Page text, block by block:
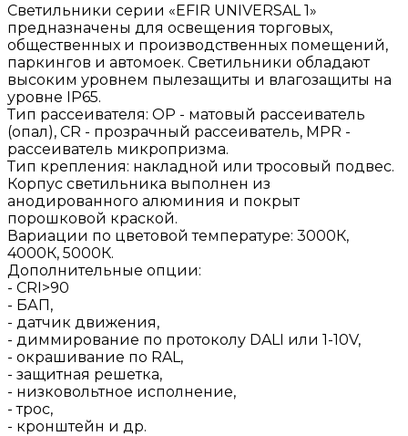
Светильники серии «EFIR UNIVERSAL 1»
предназначены для освещения торговых,
общественных и производственных помещений,
паркингов и автомоек. Светильники обладают
высоким уровнем пылезащиты и влагозащиты на
уровне IP65.
Тип рассеивателя: ОР - матовый рассеиватель
(опал), CR - прозрачный рассеиватель, MPR -
рассеиватель микропризма.
Тип крепления: накладной или тросовый подвес.
Корпус светильника выполнен из
анодированного алюминия и покрыт
порошковой краской.
Вариации по цветовой температуре: 3000К,
4000К, 5000К.
Дополнительные опции:
- CRI>90
- БАП,
- датчик движения,
- диммирование по протоколу DALI или 1-10V,
- окрашивание по RAL,
- защитная решетка,
- низковольтное исполнение,
- трос,
- кронштейн и др.